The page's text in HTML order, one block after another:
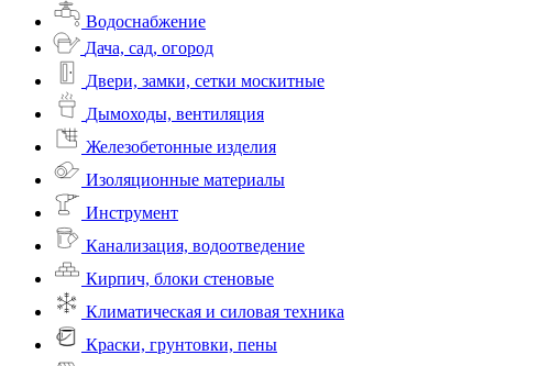
Водоснабжение
Дача, сад, огород
Двери, замки, сетки москитные
Дымоходы, вентиляция
Железобетонные изделия
Изоляционные материалы
Инструмент
Канализация, водоотведение
Кирпич, блоки стеновые
Климатическая и силовая техника
Краски, грунтовки, пены